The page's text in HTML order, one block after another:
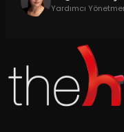
Yardımcı